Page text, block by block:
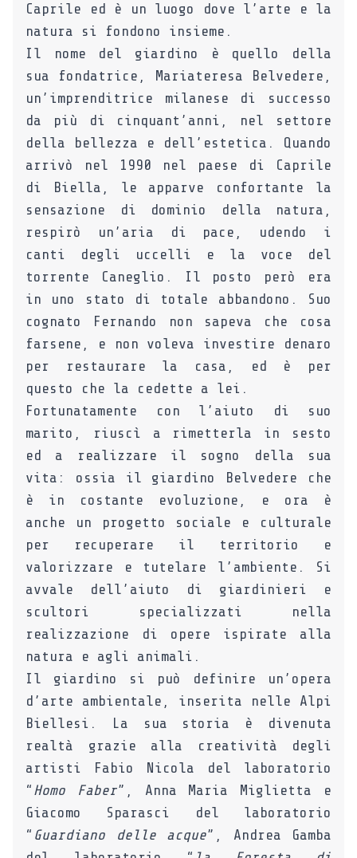
Caprile ed è un luogo dove l’arte e la
natura si fondono insieme.
Il nome del giardino è quello della
sua fondatrice, Mariateresa Belvedere,
un’imprenditrice milanese di successo
da più di cinquant’anni, nel settore
della bellezza e dell’estetica. Quando
arrivò nel 1990 nel paese di Caprile
di Biella, le apparve confortante la
sensazione di dominio della natura,
respirò un’aria di pace, udendo i
canti degli uccelli e la voce del
torrente Caneglio.
Il posto però era
in uno stato di totale abbandono. Suo
cognato Fernando non sapeva che cosa
farsene, e non voleva investire denaro
per restaurare la casa, ed è per
questo che la cedette a lei.
Fortunatamente con l’aiuto di suo
marito, riuscì a rimetterla in sesto
ed a realizzare il sogno della sua
vita: ossia il giardino Belvedere che
è in costante evoluzione, e ora è
anche un progetto sociale e culturale
per recuperare il territorio e
valorizzare e tutelare l’ambiente. Si
avvale dell’aiuto di giardinieri e
scultori specializzati nella
realizzazione di opere ispirate alla
natura e agli animali.
Il giardino si può definire un’opera
d’arte ambientale, inserita nelle Alpi
Biellesi.
La sua storia è divenuta
realtà grazie alla creatività degli
artisti Fabio Nicola del laboratorio
“ Homo Faber”, Anna Maria Miglietta e
Giacomo Sparasci del laboratorio
“ Guardiano delle acque”, Andrea Gamba